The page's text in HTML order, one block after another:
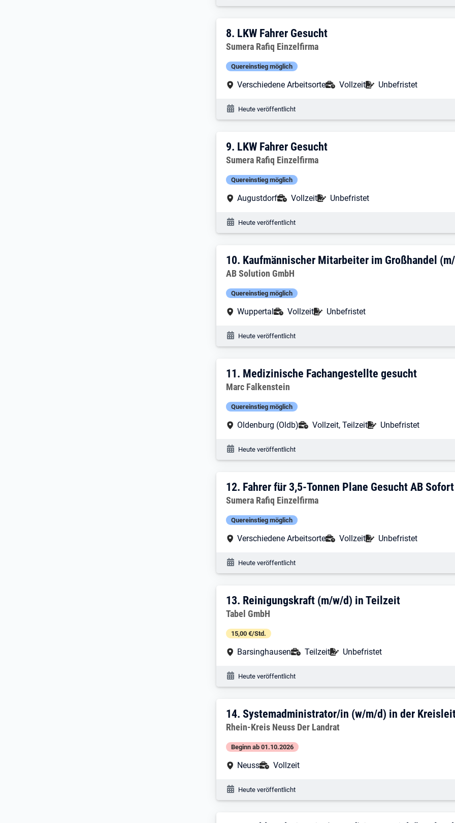
8. Ergebnis: LKW Fahrer Gesucht
8. LKW Fahrer Gesucht
Arbeitgeber:
Sumera Rafiq Einzelfirma
Quereinstieg möglich
Arbeitsort:
Verschiedene Arbeitsorte Anstellungsart:
Vollzeit Befristung:
Unbefristet
Veröffentlichungsdatum:
Heute veröffentlicht
9. Ergebnis: LKW Fahrer Gesucht
9. LKW Fahrer Gesucht
Arbeitgeber:
Sumera Rafiq Einzelfirma
Quereinstieg möglich
Arbeitsort:
Augustdorf Anstellungsart:
Vollzeit Befristung:
Unbefristet
Veröffentlichungsdatum:
Heute veröffentlicht
10. Ergebnis: Kaufmännischer
10. Kaufmännischer Mitarbeiter im Großhandel
Arbeitgeber:
AB Solution GmbH
Quereinstieg möglich
Arbeitsort:
Wuppertal Anstellungsart:
Vollzeit Befristung:
Unbefristet
Veröffentlichungsdatum:
Heute veröffentlicht
11. Ergebnis: Medizinische
11. Medizinische Fachangestellte gesucht
Arbeitgeber:
Marc Falkenstein
Quereinstieg möglich
Arbeitsort:
Oldenburg (Oldb) Anstellungsart:
Vollzeit, Teilzeit Befristung:
Unbefristet
Veröffentlichungsdatum:
Heute veröffentlicht
12. Ergebnis: Fahrer für 3,5-Tonnen
12. Fahrer für 3,5-Tonnen Plane Gesucht AB Sofort
Arbeitgeber:
Sumera Rafiq Einzelfirma
Quereinstieg möglich
Arbeitsort:
Verschiedene Arbeitsorte Anstellungsart:
Vollzeit Befristung:
Unbefristet
Veröffentlichungsdatum:
Heute veröffentlicht
13. Ergebnis: Reinigungskraft (m/w/d) in
13. Reinigungskraft (m/w/d) in Teilzeit
Arbeitgeber:
Tabel GmbH
15,00 €/Std.
Arbeitsort:
Barsinghausen Anstellungsart:
Teilzeit Befristung:
Unbefristet
Veröffentlichungsdatum:
Heute veröffentlicht
14. Ergebnis: Systemadministrator/in
14.Systemadministrator/in (w/m/d) in der
Arbeitgeber:
Rhein-Kreis Neuss Der Landrat
Beginn ab 01.10.2026
Arbeitsort:
Neuss Anstellungsart:
Vollzeit
Veröffentlichungsdatum:
Heute veröffentlicht